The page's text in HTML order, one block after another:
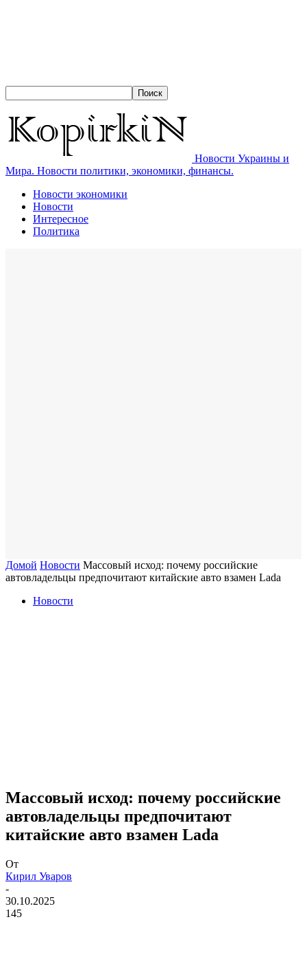
Новости Украины и
Мира. Новости политики, экономики, финансы.
Новости экономики
Новости
Интересное
Политика
Домой Новости Массовый исход: почему российские
автовладельцы предпочитают китайские авто взамен Lada
Новости
Массовый исход: почему российские
автовладельцы предпочитают
китайские авто взамен Lada
От
Кирил Уваров
-
30.10.2025
145